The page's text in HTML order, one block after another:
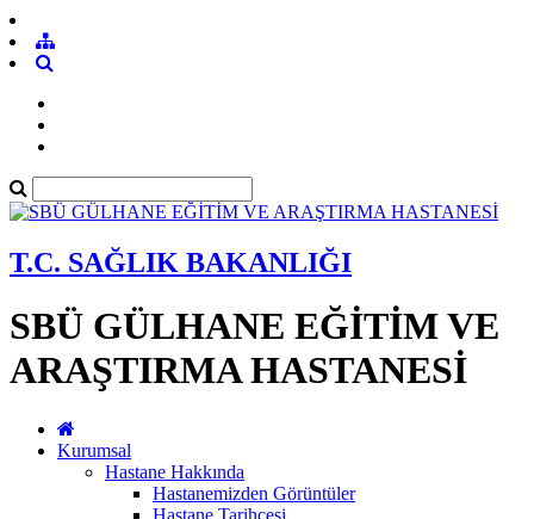
T.C. SAĞLIK BAKANLIĞI
SBÜ GÜLHANE EĞİTİM VE
ARAŞTIRMA HASTANESİ
Kurumsal
Hastane Hakkında
Hastanemizden Görüntüler
Hastane Tarihçesi